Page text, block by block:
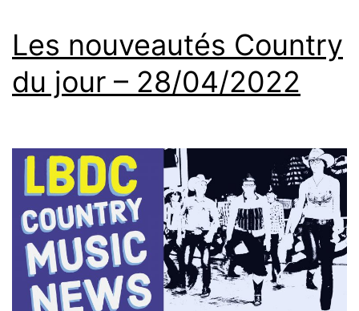
Les nouveautés Country
du jour – 28/04/2022